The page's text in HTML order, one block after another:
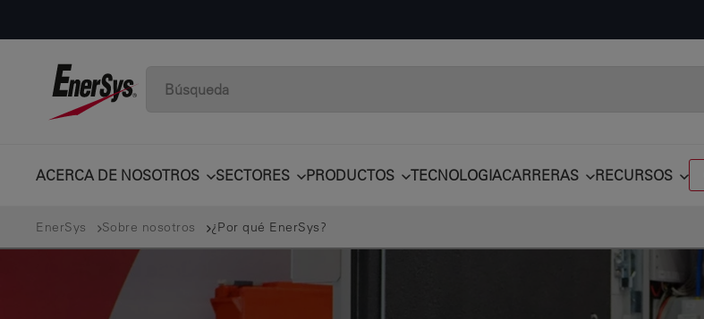
ACERCA DE NOSOTROS SECTORES PRODUCTOS TECNOLOGIACARRERAS RECURSOS
EnerSys Sobre nosotros ¿Por qué EnerSys?